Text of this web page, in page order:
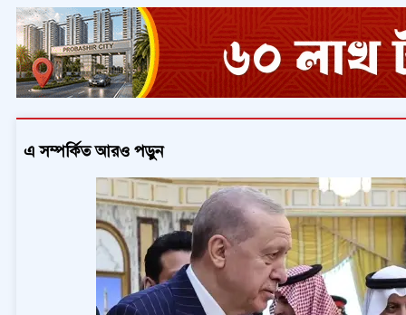
এ সম্পর্কিত আরও পড়ুন